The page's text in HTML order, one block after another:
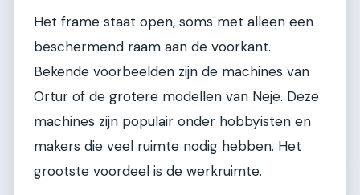
Het frame staat open, soms met alleen een
beschermend raam aan de voorkant.
Bekende voorbeelden zijn de machines van
Ortur of de grotere modellen van Neje. Deze
machines zijn populair onder hobbyisten en
makers die veel ruimte nodig hebben. Het
grootste voordeel is de werkruimte.